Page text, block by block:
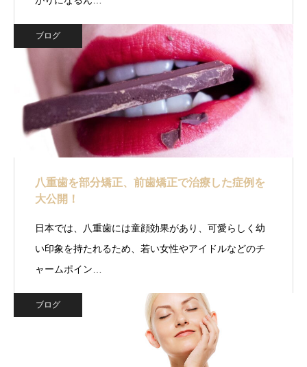
ブログ
八重歯を部分矯正、前歯矯正で治療した症例を
大公開！
日本では、八重歯には童顔効果があり、可愛らしく幼
い印象を持たれるため、若い女性やアイドルなどのチ
ャームポイン…
ブログ